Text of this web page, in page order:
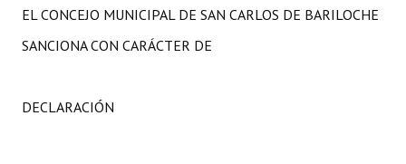
EL CONCEJO MUNICIPAL DE SAN CARLOS DE BARILOCHE
SANCIONA CON CARÁCTER DE
DECLARACIÓN